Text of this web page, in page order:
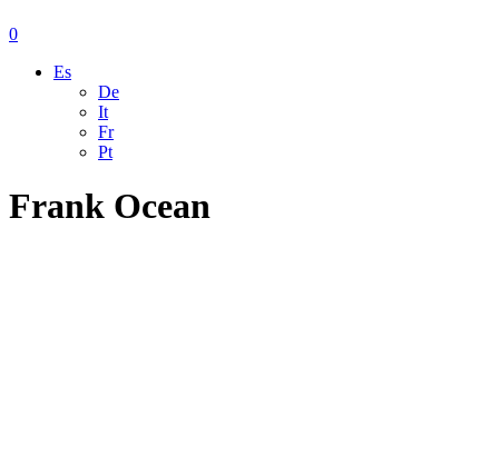
0
Es
De
It
Fr
Pt
Frank Ocean